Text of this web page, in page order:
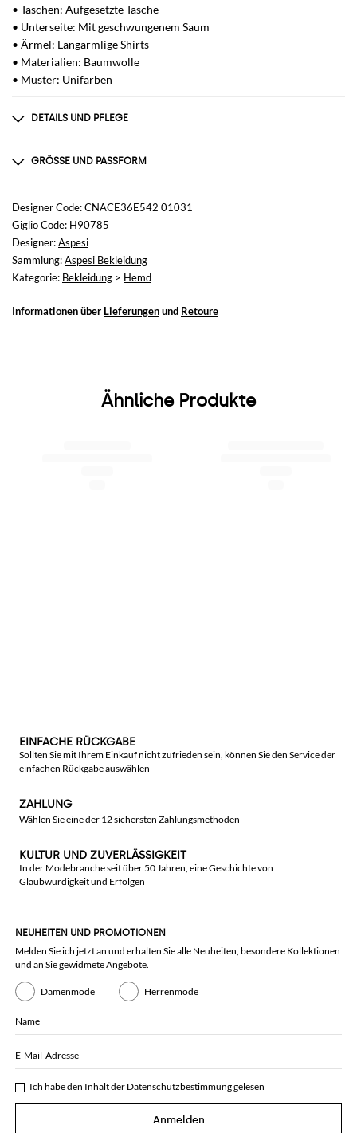
• Taschen: Aufgesetzte Tasche
• Unterseite: Mit geschwungenem Saum
• Ärmel: Langärmlige Shirts
• Materialien: Baumwolle
• Muster: Unifarben
DETAILS UND PFLEGE
Cotton | 100% COTTON
GRÖSSE UND PASSFORM
Größen
nicht verfügbar
Größe und Passform
Slim-Fit
Designer Code: CNACE36E542 01031
Giglio Code: H90785
Designer:Aspesi
Sammlung:Aspesi Bekleidung
Kategorie: Bekleidung > Hemd
Informationen über Lieferungenund Retoure
Ähnliche Produkte
EINFACHE RÜCKGABE
Sollten Sie mit Ihrem Einkauf nicht zufrieden sein, können Sie den Service der
einfachen Rückgabe auswählen
ZAHLUNG
Wählen Sie eine der 12 sichersten Zahlungsmethoden
KULTUR UND ZUVERLÄSSIGKEIT
In der Modebranche seit über 50 Jahren, eine Geschichte von
Glaubwürdigkeit und Erfolgen
NEUHEITEN UND PROMOTIONEN
Melden Sie ich jetzt an und erhalten Sie alle Neuheiten, besondere Kollektionen
und an Sie gewidmete Angebote.
Damenmode Herrenmode
Name
E-Mail-Adresse
Ich habe den Inhalt der Datenschutzbestimmunggelesen
Anmelden